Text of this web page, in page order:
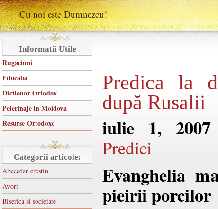
Cu noi este Dumnezeu!
Informatii Utile
Rugaciuni
Filocalia
Dictionar Ortodox
Pelerinaje in Moldova
Resurse Ortodoxe
Categorii articole:
Abecedar crestin
Avort
Biserica si societate
Predica la
după Rusalii
iulie 1, 2007
Predici
Evanghelia
pieirii porcilor